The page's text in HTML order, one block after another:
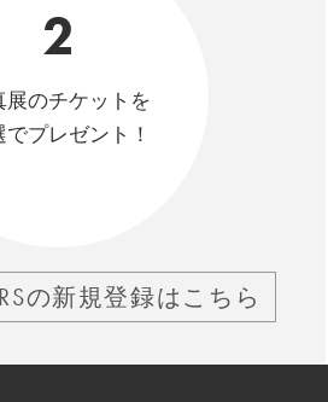
2
展のチケットを
でプレゼント！
の新規登録はこちら